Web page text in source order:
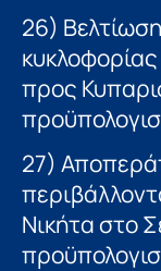
26)
προς
27)
Νικήτα στο